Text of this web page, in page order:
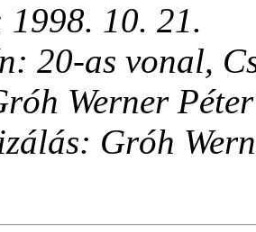
10. 21.
20-as vonal,
Werner Péter
Gróh